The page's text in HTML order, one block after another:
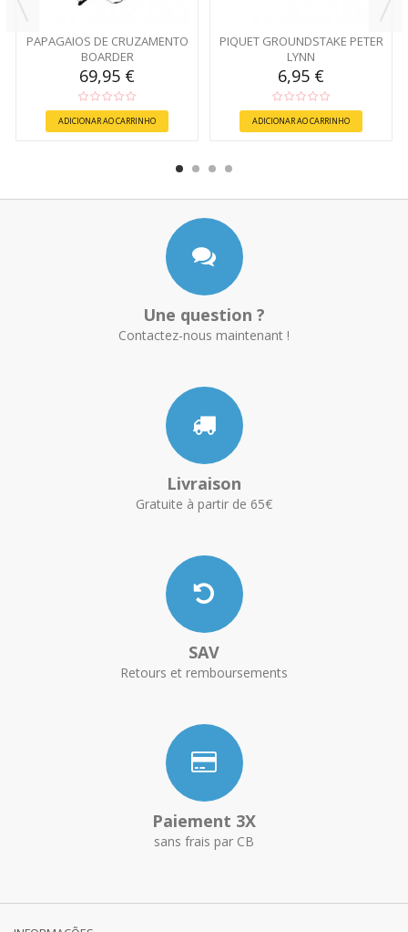
PAPAGAIOS DE CRUZAMENTO
BOARDER
69,95 €
ADICIONAR AO CARRINHO
PIQUET GROUNDSTAKE PETER
LYNN
6,95 €
ADICIONAR AO CARRINHO
Une question ?
Contactez-nous maintenant !
Livraison
Gratuite à partir de 65€
SAV
Retours et remboursements
Paiement 3X
sans frais par CB